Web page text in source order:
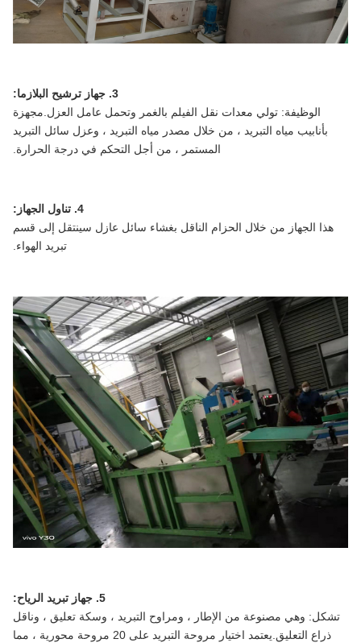
3. جهاز ترشيح البلازما:
الوظيفة: تولي معدات نقل الفيلم بالغمر وتحمل عامل العزل.مجهزة
بأنابيب مياه التبريد ، من خلال مصدر مياه التبريد ، وعزل سائل التبريد
المستمر ، من أجل التحكم في درجة الحرارة.
4. تناول الجهاز:
هذا الجهاز من خلال الحزام الناقل بغشاء سائل عازل سينتقل إلى قسم
تبريد الهواء.
5. جهاز تبريد الرياح:
تشكل: وهي مصنوعة من الإطار ، ومراوح التبريد ، وسكة تعليق ، وناقل
ذراع التعليق.يعتمد اختيار مروحة التبريد على 20 مروحة محورية ، مما